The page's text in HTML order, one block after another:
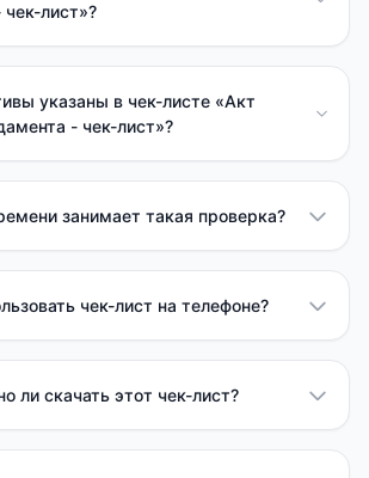
лист»?
указаны в чек-листе «Акт
- чек-лист»?
занимает такая проверка?
чек-лист на телефоне?
ли скачать этот чек-лист?